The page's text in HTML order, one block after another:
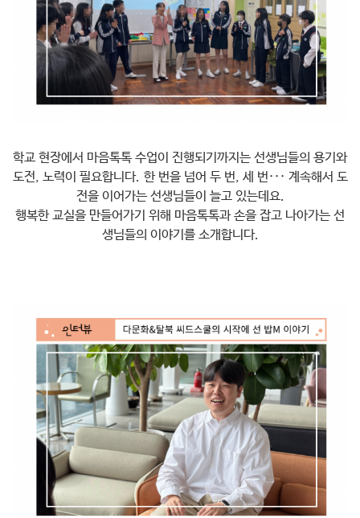
학교 현장에서 마음톡톡 수업이 진행되기까지는 선생님들의 용기와
도전, 노력이 필요합니다. 한 번을 넘어 두 번, 세 번··· 계속해서 도
전을 이어가는 선생님들이 늘고 있는데요.
행복한 교실을 만들어가기 위해 마음톡톡과 손을 잡고 나아가는 선
생님들의 이야기를 소개합니다.​